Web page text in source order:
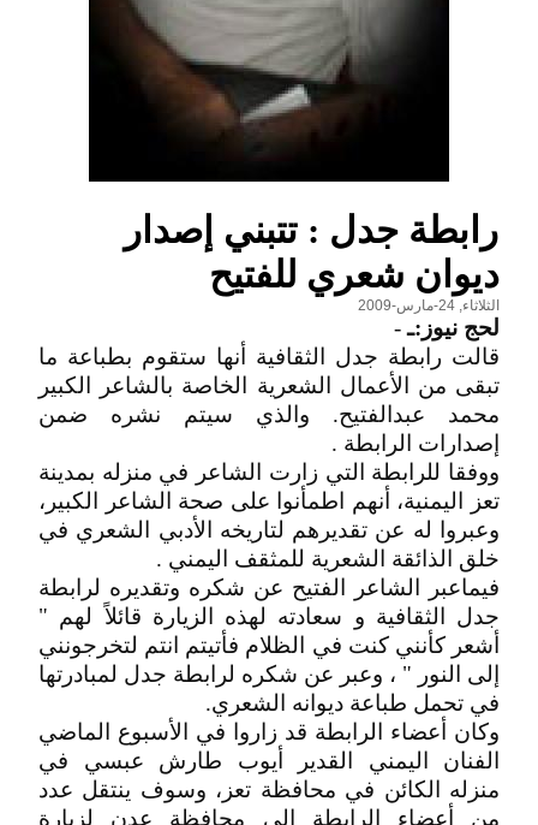
رابطة جدل : تتبني إصدار
ديوان شعري للفتيح
الثلاثاء, 24-مارس-2009
لحج نيوز:ـ-
قالت رابطة جدل الثقافية أنها ستقوم بطباعة ما
تبقى من الأعمال الشعرية الخاصة بالشاعر الكبير
محمد عبدالفتيح. والذي سيتم نشره ضمن
إصدارات الرابطة .
ووفقا للرابطة التي زارت الشاعر في منزله بمدينة
تعز اليمنية، أنهم اطمأنوا على صحة الشاعر الكبير،
وعبروا له عن تقديرهم لتاريخه الأدبي الشعري في
خلق الذائقة الشعرية للمثقف اليمني .
فيماعبر الشاعر الفتيح عن شكره وتقديره لرابطة
جدل الثقافية و سعادته لهذه الزيارة قائلاً لهم "
أشعر كأنني كنت في الظلام فأتيتم انتم لتخرجونني
إلى النور " ، وعبر عن شكره لرابطة جدل لمبادرتها
في تحمل طباعة ديوانه الشعري.
وكان أعضاء الرابطة قد زاروا في الأسبوع الماضي
الفنان اليمني القدير أيوب طارش عبسي في
منزله الكائن في محافظة تعز، وسوف ينتقل عدد
من أعضاء الرابطة إلى محافظة عدن لزيارة